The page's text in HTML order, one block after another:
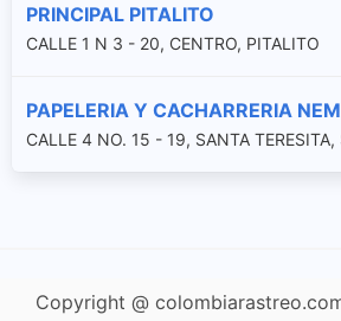
PRINCIPAL PITALITO
CALLE 1 N 3 - 20, CENTRO, PITALITO
PAPELERIA Y CACHARRERIA
CALLE 4 NO. 15 - 19, SANTA
Copyright @